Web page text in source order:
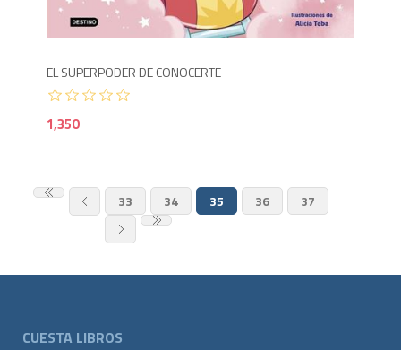
EL SUPERPODER DE CONOCERTE
1,350
33 34 35 36 37
CUESTA LIBROS